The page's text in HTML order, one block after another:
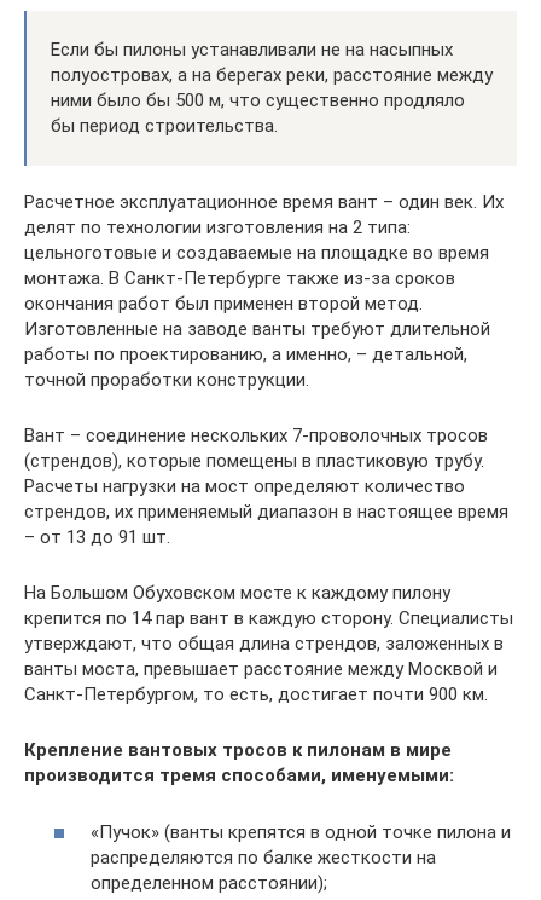
Если бы пилоны устанавливали не на насыпных
полуостровах, а на берегах реки, расстояние между
ними было бы 500 м, что существенно продляло
бы период строительства.
Расчетное эксплуатационное время вант – один век. Их
делят по технологии изготовления на 2 типа:
цельноготовые и создаваемые на площадке во время
монтажа. В Санкт-Петербурге также из-за сроков
окончания работ был применен второй метод.
Изготовленные на заводе ванты требуют длительной
работы по проектированию, а именно, – детальной,
точной проработки конструкции.
Вант – соединение нескольких 7-проволочных тросов
(стрендов), которые помещены в пластиковую трубу.
Расчеты нагрузки на мост определяют количество
стрендов, их применяемый диапазон в настоящее время
– от 13 до 91 шт.
На Большом Обуховском мосте к каждому пилону
крепится по 14 пар вант в каждую сторону. Специалисты
утверждают, что общая длина стрендов, заложенных в
ванты моста, превышает расстояние между Москвой и
Санкт-Петербургом, то есть, достигает почти 900 км.
Крепление вантовых тросов к пилонам в мире
производится тремя способами, именуемыми:
«Пучок» (ванты крепятся в одной точке пилона и
распределяются по балке жесткости на
определенном расстоянии);